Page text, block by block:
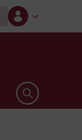
Ouvrir le